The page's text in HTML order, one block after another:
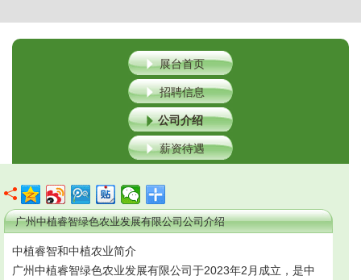
展台首页
招聘信息
公司介绍
薪资待遇
广州中植睿智绿色农业发展有限公司公司介绍
中植睿智和中植农业简介
广州中植睿智绿色农业发展有限公司于2023年2月成立，是中